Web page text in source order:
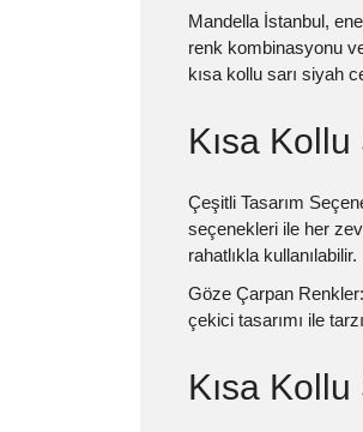
Mandella İstanbul,
renk kombinasyonu
kısa kollu sarı siyah
Kısa
Çeşitli Tasarım
seçenekleri ile her
rahatlıkla kullanılabilir.
Göze Çarpan Renkler:
çekici tasarımı ile
Kısa